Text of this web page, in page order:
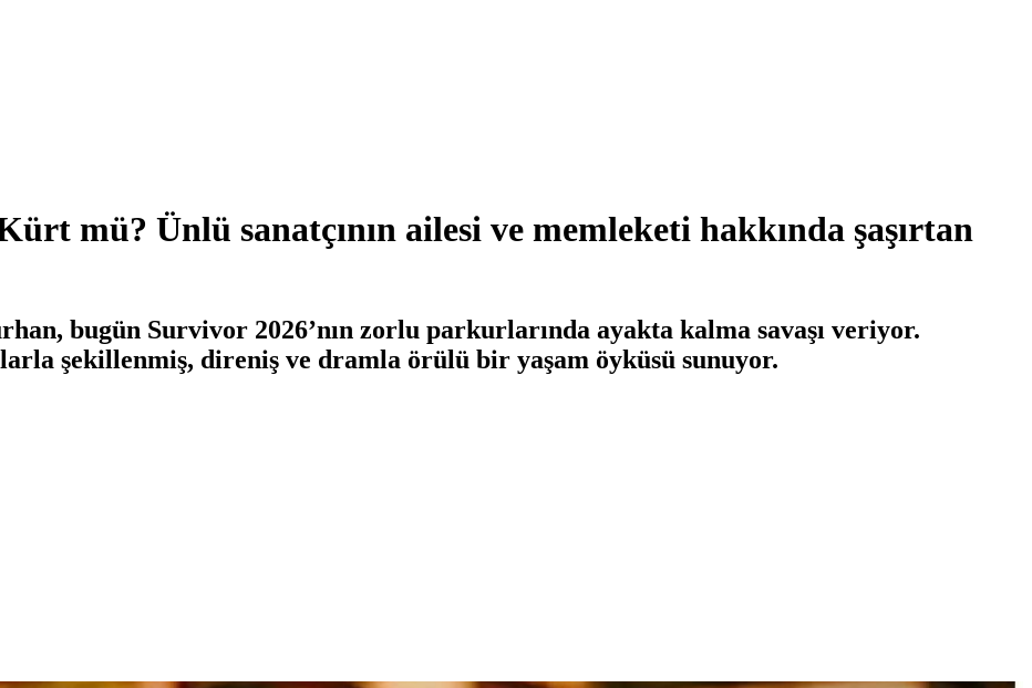
mü? Ünlü sanatçının ailesi ve memleketi hakkında şaşırtan
bugün Survivor 2026’nın zorlu parkurlarında ayakta kalma savaşı veriyor.
şekillenmiş, direniş ve dramla örülü bir yaşam öyküsü sunuyor.